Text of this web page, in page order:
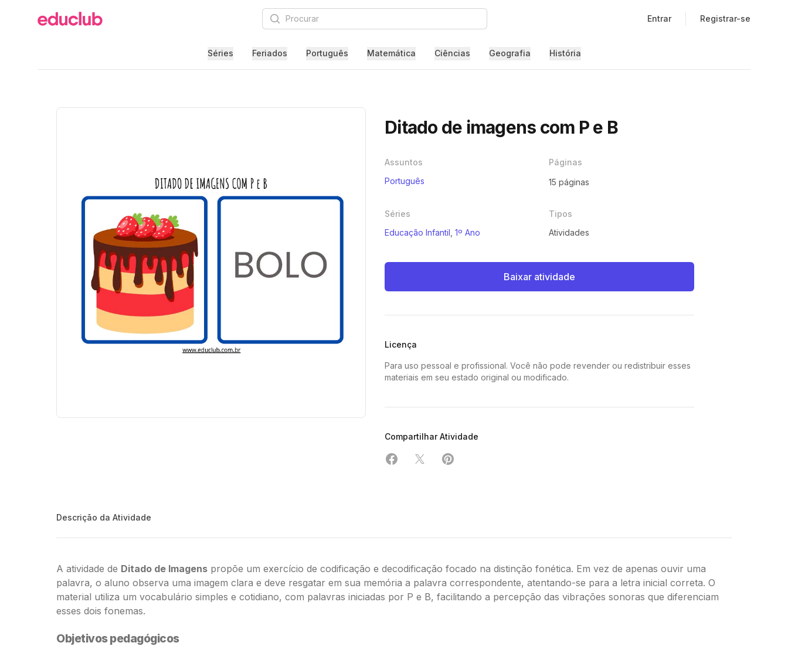
Educlub Procurar Entrar Registrar-se
Séries Feriados Português Matemática Ciências Geografia História
Ditado de imagens com P e B
Assuntos
Português
Páginas
15 páginas
Séries
Educação Infantil 1º Ano
Tipos
Atividades
Baixar atividade
Licença
Para uso pessoal e profissional. Você não pode revender ou redistribuir esses
materiais em seu estado original ou modificado.
Compartilhar Atividade
Compartilhar em Facebook
Compartilhar em X
Compartilhar em Pinterest
Descrição da Atividade
A atividade de Ditado de Imagens propõe um exercício de codificação e decodificação focado na distinção fonética. Em vez de apenas ouvir uma
palavra, o aluno observa uma imagem clara e deve resgatar em sua memória a palavra correspondente, atentando-se para a letra inicial correta. O
material utiliza um vocabulário simples e cotidiano, com palavras iniciadas por P e B, facilitando a percepção das vibrações sonoras que diferenciam
esses dois fonemas.
Objetivos pedagógicos